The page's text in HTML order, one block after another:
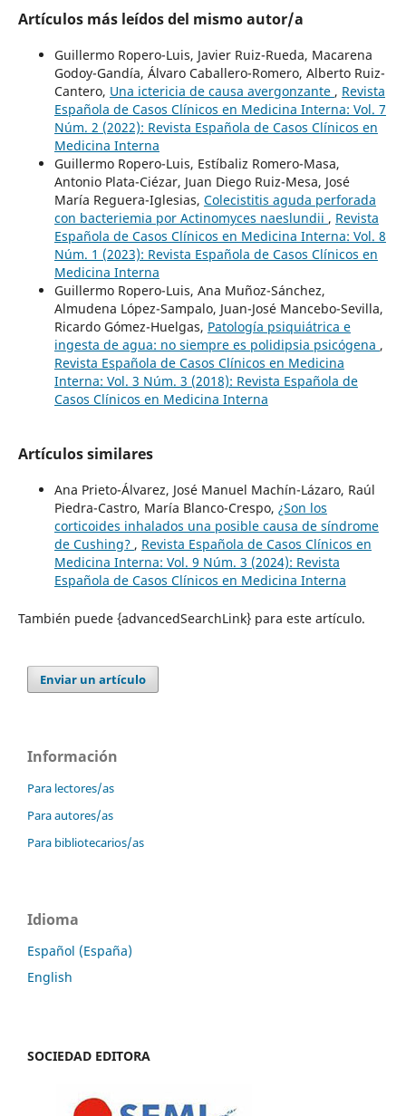
Artículos más leídos del mismo autor/a
Guillermo Ropero-Luis, Javier Ruiz-Rueda, Macarena
Godoy-Gandía, Álvaro Caballero-Romero, Alberto Ruiz-
Cantero, Una ictericia de causa avergonzante , Revista
Española de Casos Clínicos en Medicina Interna: Vol. 7
Núm. 2 (2022): Revista Española de Casos Clínicos en
Medicina Interna
Guillermo Ropero-Luis, Estíbaliz Romero-Masa,
Antonio Plata-Ciézar, Juan Diego Ruiz-Mesa, José
María Reguera-Iglesias, Colecistitis aguda perforada
con bacteriemia por Actinomyces naeslundii , Revista
Española de Casos Clínicos en Medicina Interna: Vol. 8
Núm. 1 (2023): Revista Española de Casos Clínicos en
Medicina Interna
Guillermo Ropero-Luis, Ana Muñoz-Sánchez,
Almudena López-Sampalo, Juan-José Mancebo-Sevilla,
Ricardo Gómez-Huelgas, Patología psiquiátrica e
ingesta de agua: no siempre es polidipsia psicógena ,
Revista Española de Casos Clínicos en Medicina
Interna: Vol. 3 Núm. 3 (2018): Revista Española de
Casos Clínicos en Medicina Interna
Artículos similares
Ana Prieto-Álvarez, José Manuel Machín-Lázaro, Raúl
Piedra-Castro, María Blanco-Crespo, ¿Son los
corticoides inhalados una posible causa de síndrome
de Cushing? , Revista Española de Casos Clínicos en
Medicina Interna: Vol. 9 Núm. 3 (2024): Revista
Española de Casos Clínicos en Medicina Interna
También puede {advancedSearchLink} para este artículo.
Enviar un artículo
Información
Para lectores/as
Para autores/as
Para bibliotecarios/as
Idioma
Español (España)
English
SOCIEDAD EDITORA